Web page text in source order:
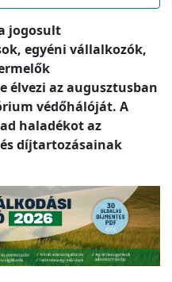
jogosult
egyéni vállalkozók,
élvezi az augusztusban
védőhálóját. A
haladékot az
díjtartozásainak